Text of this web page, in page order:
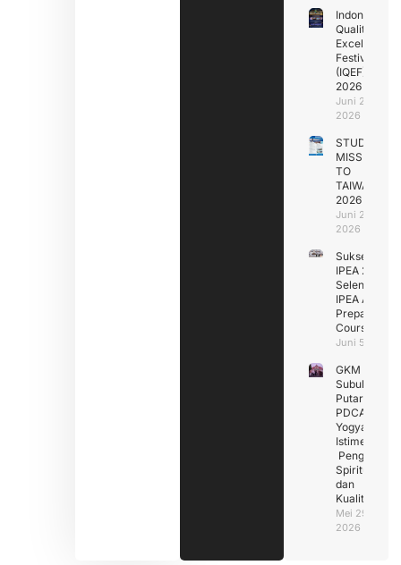
Indonesia
Quality
Excellence
Festival
(IQEF)
2026
Juni 29,
2026
STUDY
MISSION
TO
TAIWAN
2026
Juni 29,
2026
Sukseskan
IPEA 2026
IPEA
Preparation
Course
Juni 5, 2026
GKM
Subuhan
Putar
PDCA Di
Yogyakarta
Istimewa :
Penguatan
Spiritualitas
dan
Kualitas
Mei 29,
2026